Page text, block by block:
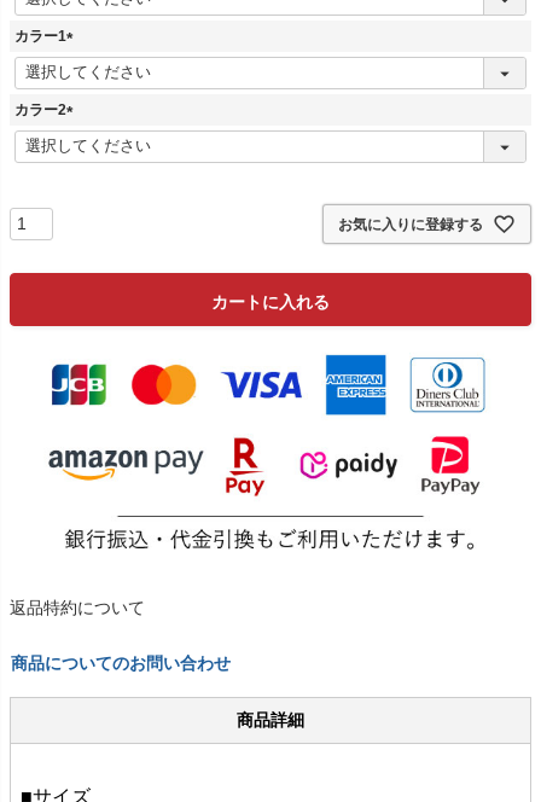
必
)
カラー1
(
必
須
)
カラー2
(
必
お気に入りに登録する
カートに入れる
返品特約について
商品についてのお問い合わせ
商品詳細
■サイズ